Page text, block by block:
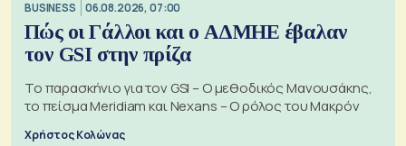
BUSINESS 06.08.2026, 07:00
Πώς οι Γάλλοι και ο ΑΔΜΗΕ έβαλαν
τον GSI στην πρίζα
Το παρασκήνιο για τον GSI – Ο μεθοδικός Μανουσάκης,
το πείσμα Meridiam και Nexans – Ο ρόλος του Μακρόν
Χρήστος Κολώνας